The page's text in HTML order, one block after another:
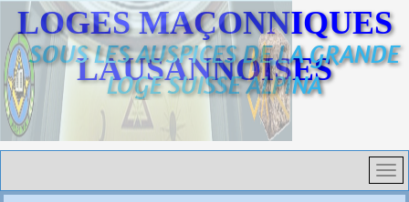
LOGES MAÇONNIQUES
LAUSANNOISES
SOUS LES AUSPICES DE LA GRANDE
LOGE SUISSE ALPINA